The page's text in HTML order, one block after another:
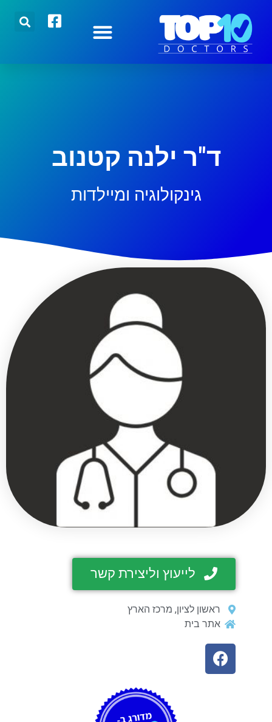
ד"ר ילנה קטנוב
גינקולוגיה ומיילדות
לייעוץ וליצירת קשר
ראשון לציון, מרכז הארץ
אתר בית